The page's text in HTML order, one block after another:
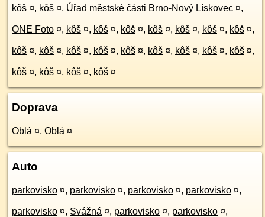
kôš ¤, kôš ¤, Úřad městské části Brno-Nový Lískovec ¤,
ONE Foto ¤, kôš ¤, kôš ¤, kôš ¤, kôš ¤, kôš ¤, kôš ¤, kôš ¤,
kôš ¤, kôš ¤, kôš ¤, kôš ¤, kôš ¤, kôš ¤, kôš ¤, kôš ¤, kôš ¤,
kôš ¤, kôš ¤, kôš ¤, kôš ¤
Doprava
Oblá ¤, Oblá ¤
Auto
parkovisko ¤, parkovisko ¤, parkovisko ¤, parkovisko ¤,
parkovisko ¤, Svážná ¤, parkovisko ¤, parkovisko ¤,